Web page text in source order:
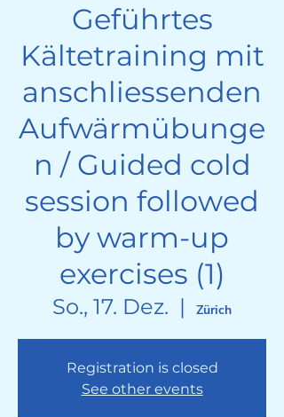
Geführtes
Kältetraining mit
anschliessenden
Aufwärmübunge
n / Guided cold
session followed
by warm-up
exercises (1)
So., 17. Dez.
  |
Zürich
Registration is closed
See other events